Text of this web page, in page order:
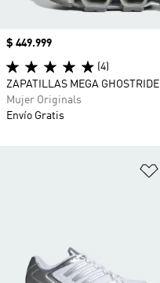
Precio
$ 449.999
(4)
ZAPATILLAS MEGA GHOSTRIDE
Mujer Originals
Envío Gratis